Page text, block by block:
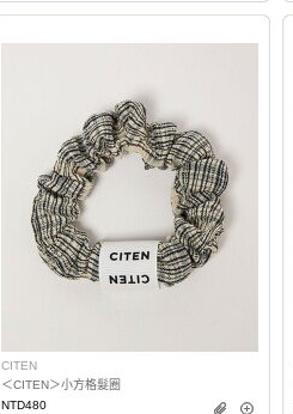
CITEN
＜CITEN＞小方格髮圈
NTD480